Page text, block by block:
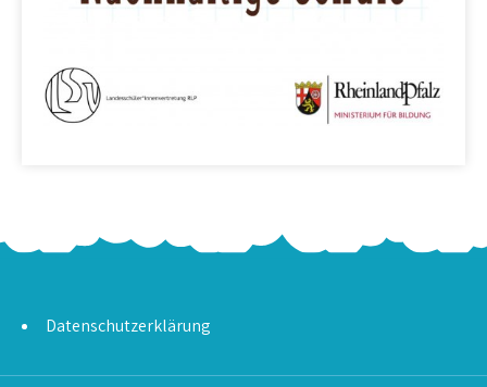
Datenschutzerklärung